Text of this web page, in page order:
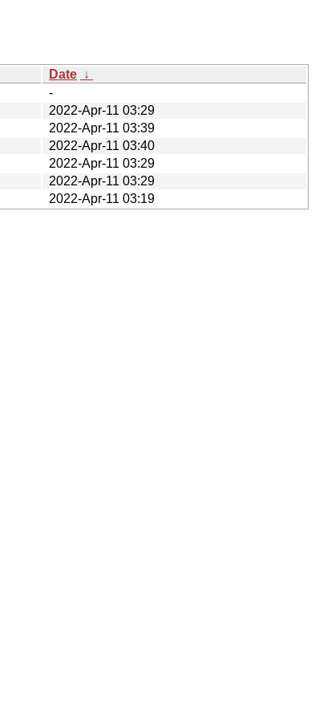
Date ↓
-
2022-Apr-11 03:29
2022-Apr-11 03:39
2022-Apr-11 03:40
2022-Apr-11 03:29
2022-Apr-11 03:29
2022-Apr-11 03:19